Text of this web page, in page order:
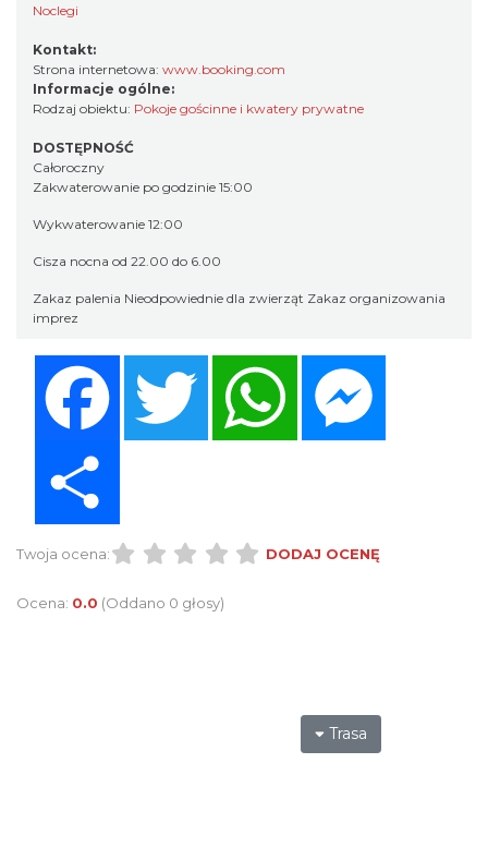
Noclegi
Kontakt:
Strona internetowa: www.booking.com
Informacje ogólne:
Rodzaj obiektu: Pokoje gościnne i kwatery prywatne
DOSTĘPNOŚĆ
Całoroczny
Zakwaterowanie po godzinie 15:00
Wykwaterowanie 12:00
Cisza nocna od 22.00 do 6.00
Zakaz palenia Nieodpowiednie dla zwierząt Zakaz organizowania
imprez
Twitter WhatsApp
Twoja ocena: DODAJ OCENĘ
Ocena: 0.0 (Oddano 0 głosy)
Trasa